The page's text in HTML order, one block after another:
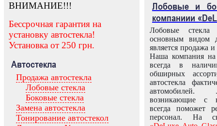
ВНИМАНИЕ!!!
Бессрочная гарантия на
установку автостекла!
Установка от 250 грн.
Автостекла
Продажа автостекла
Лобовые стекла
Боковые стекла
Замена автостекла
Тонирование автостекол
Лобовые и
компаниии
Лобовые
основным видом
является продажа и
Наша компания на
всегда в
обширных
автостекла
возникающие с
всегда поможет
персонал. На